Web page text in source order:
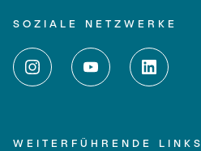
SOZIALE NETZWERKE
WEITERFÜHRENDE LINKS